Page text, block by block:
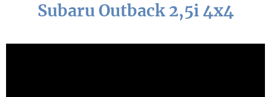
Subaru Outback 2,5i 4x4